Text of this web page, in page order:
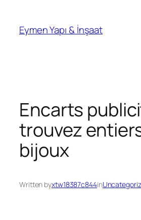
Eymen Yapı & İnşaat
Encarts
trouvez
bijoux
Written byxtw18387c844in